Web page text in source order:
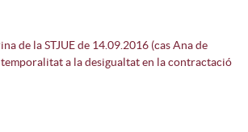
de la STJUE de 14.09.2016 (cas Ana de
a la desigualtat en la contractació